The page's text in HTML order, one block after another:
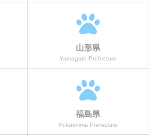
山形県
Yamagata Prefecture
福島県
Fukushima Prefecture